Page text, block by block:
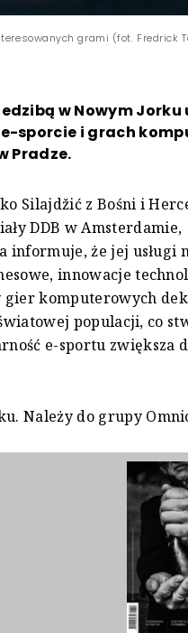
grami (fot. Fredrick
w Nowym
sporcie i grach
Pradze.
Silajdžić z Bośni i
DDB w Amsterdamie,
informuje, że jej usługi
innowacje
gier komputerowych
populacji, co
e-sportu zwiększa
Należy do grupy